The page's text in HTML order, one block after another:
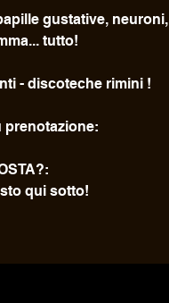
gustative, neuroni,
tutto!
- discoteche rimini !
prenotazione:
qui sotto!